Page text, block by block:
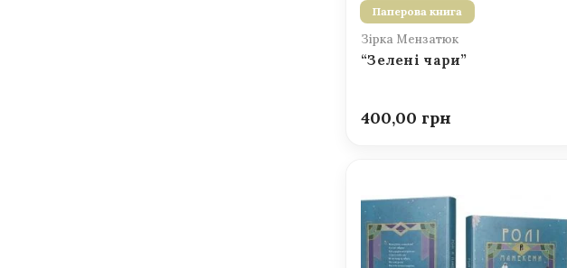
Паперова книга
Зірка Мензатюк
“Зелені чари”
400,00